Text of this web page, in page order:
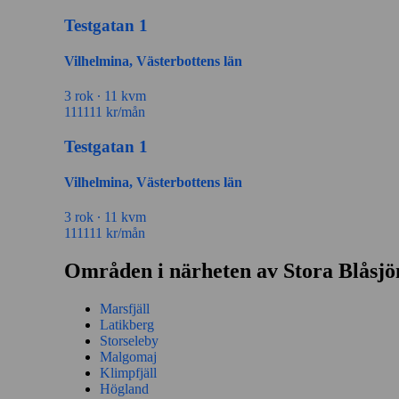
Testgatan 1
Vilhelmina, Västerbottens län
3 rok ∙ 11 kvm
111111 kr/mån
Testgatan 1
Vilhelmina, Västerbottens län
3 rok ∙ 11 kvm
111111 kr/mån
Områden i närheten av Stora
Marsfjäll
Latikberg
Storseleby
Malgomaj
Klimpfjäll
Högland